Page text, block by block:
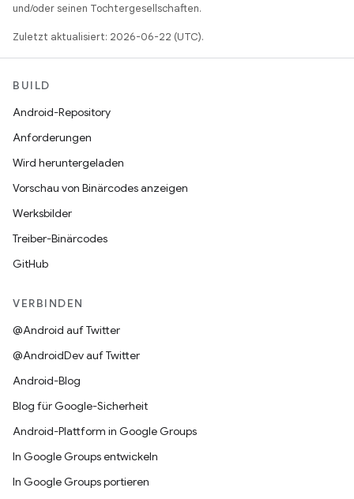
und/oder seinen Tochtergesellschaften.
Zuletzt aktualisiert: 2026-06-22 (UTC).
BUILD
Android-Repository
Anforderungen
Wird heruntergeladen
Vorschau von Binärcodes anzeigen
Werksbilder
Treiber-Binärcodes
GitHub
VERBINDEN
@Android auf Twitter
@AndroidDev auf Twitter
Android-Blog
Blog für Google-Sicherheit
Android-Plattform in Google Groups
In Google Groups entwickeln
In Google Groups portieren